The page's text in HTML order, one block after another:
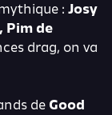
: Josy
Pim de
drag, on va
de Good